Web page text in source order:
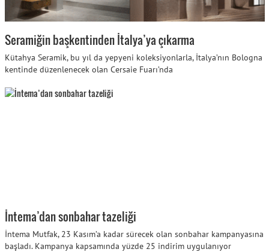
Seramiğin başkentinden İtalya’ya çıkarma
Kütahya Seramik, bu yıl da yepyeni koleksiyonlarla, İtalya’nın Bologna
kentinde düzenlenecek olan Cersaie Fuarı’nda
İntema’dan sonbahar tazeliği
İntema Mutfak, 23 Kasım’a kadar sürecek olan sonbahar kampanyasına
başladı. Kampanya kapsamında yüzde 25 indirim uygulanıyor